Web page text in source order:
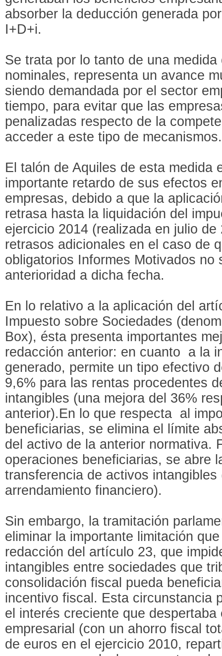
absorber la deducción generada
I+D+i.
Se trata por lo tanto de una
nominales, representa un avance
siendo demandada por el sector
tiempo, para evitar que las
penalizadas respecto de la
acceder a este tipo de mecanismos.
El talón de Aquiles de esta medida
importante retardo de sus efectos
empresas, debido a que la
retrasa hasta la liquidación del
ejercicio 2014 (realizada en julio
retrasos adicionales en el caso de
obligatorios Informes Motivados no
anterioridad a dicha fecha.
En lo relativo a la aplicación del
Impuesto sobre Sociedades
Box), ésta presenta importantes
redacción anterior: en cuanto a la
generado, permite un tipo efectivo
9,6% para las rentas procedentes
intangibles (una mejora del 36%
anterior).En lo que respecta al
beneficiarias, se elimina el límite
del activo de la anterior normativa.
operaciones beneficiarias, se abre
transferencia de activos intangibles
arrendamiento financiero).
Sin embargo, la tramitación
eliminar la importante limitación
redacción del artículo 23, que
intangibles entre sociedades que
consolidación fiscal pueda
incentivo fiscal. Esta circunstancia
el interés creciente que
empresarial (con un ahorro fiscal
de euros en el ejercicio 2010,